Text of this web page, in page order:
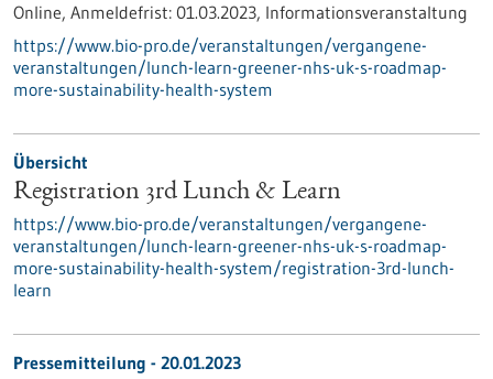
Online, Anmeldefrist: 01.03.2023, Informationsveranstaltung
https://www.bio-pro.de/veranstaltungen/vergangene-
veranstaltungen/lunch-learn-greener-nhs-uk-s-roadmap-
more-sustainability-health-system
Übersicht
Registration 3rd Lunch & Learn
https://www.bio-pro.de/veranstaltungen/vergangene-
veranstaltungen/lunch-learn-greener-nhs-uk-s-roadmap-
more-sustainability-health-system/registration-3rd-lunch-
learn
Pressemitteilung - 20.01.2023